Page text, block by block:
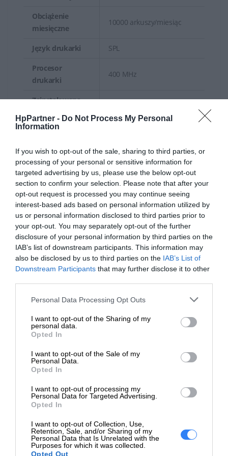
HpPartner - Do Not Process My Personal
Information
If you wish to opt-out of the sale, sharing to third parties, or
processing of your personal or sensitive information for
targeted advertising by us, please use the below opt-out
section to confirm your selection. Please note that after your
opt-out request is processed you may continue seeing
interest-based ads based on personal information utilized by
us or personal information disclosed to third parties prior to
your opt-out. You may separately opt-out of the further
disclosure of your personal information by third parties on the
IAB’s list of downstream participants. This information may
also be disclosed by us to third parties on the IAB’s List of
Downstream Participants that may further disclose it to other
Personal Data Processing Opt Outs
I want to opt-out of the Sharing of my
personal data.
Opted In
I want to opt-out of the Sale of my
Personal Data.
Opted In
I want to opt-out of processing my
Personal Data for Targeted Advertising.
Opted In
I want to opt-out of Collection, Use,
Retention, Sale, and/or Sharing of my
Personal Data that Is Unrelated with the
Purposes for which it was collected.
Opted Out
Drukarki atramentowe HP są popularne zarówno w
domach, biurach, jak i małych firmach ze względu na
różnorodność dostępnych funkcji.
Drukarki atramentowe HP oferują doskonałą jakość
wykorzystują zaawansowane technologie atramentów,
HP oferuje szeroki wybór modeli drukarek
atramentowych, w tym zarówno proste drukarki
jednofunkcyjne, jak i urządzenia wielofunkcyjne, które
mogą skanować, kopiować i drukować. Istnieją także
specjalne modele dedykowane do druku fotografii,
które zapewniają doskonałą jakość zdjęć.
Wiele drukarek atramentowych HP oferuje funkcje
bezprzewodowego drukowania, co pozwala
fizycznego podłączania się do drukarki.
Drukarki atramentowe HP często są dostępne w
wymiany pojedynczych zasobników z tuszem, co może
przyczynić się do obniżenia kosztów eksploatacji w
dłuższej perspektywie.
Drukarki atramentowe HP są popularne ze względu na
ich wszechstronność, jakość wydruku oraz dostępność
różnorodnych funkcji. Stanowią one dobry wybór dla
osób, które potrzebują drukarki do codziennego użytku,
Obciążenie
miesięczne
10000 arkuszy/miesiąc
Język drukarki SPL
Procesor
drukarki
400 MHz
Zainstalowana
Maksymalna
Podajnik papieru 150 arkuszy
Odbiornik
papieru
Papier
Papier parentietowy
Papier z recyklingu
Papier archiwalny
Papier bawełniany
Papier wstępnie
zadrukowany
Papier kolorowy
Etykiety
papieru (min.)
60 g/m²
papieru (maks.)
163 g/m²
HP 105A - oryginalny